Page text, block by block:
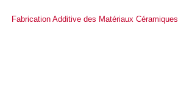
Fabrication Additive des Matériaux Céramiques